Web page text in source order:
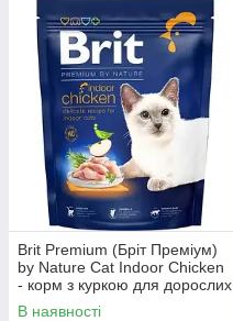
Brit Premium (Бріт Преміум)
by Nature Cat Indoor Chicken
- корм з куркою для дорослих
котів, індор 1,5 кг
В наявності